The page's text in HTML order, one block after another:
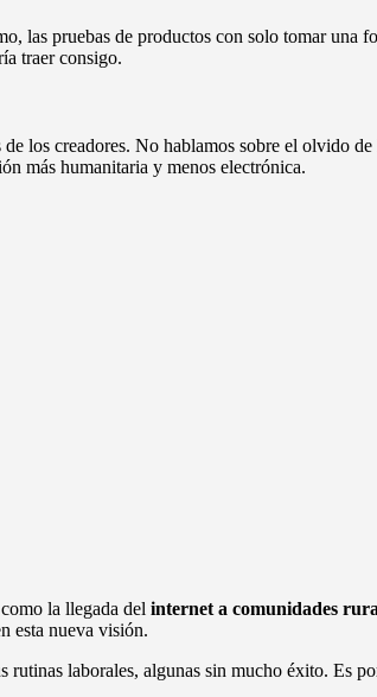
las pruebas de productos con solo tomar una
traer consigo.
los creadores. No hablamos sobre el olvido
más humanitaria y menos electrónica.
la llegada del internet a comunidades
esta nueva visión.
laborales, algunas sin mucho éxito. Es